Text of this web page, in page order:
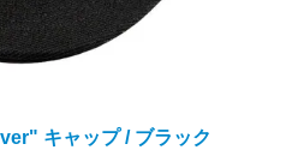
キャップ / ブラック